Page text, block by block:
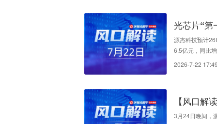
光芯片“第
么？
源杰科技预计
6.5亿元，同比
12.06%。
2026-7-22
【风口解
超五成
3月24日晚间，